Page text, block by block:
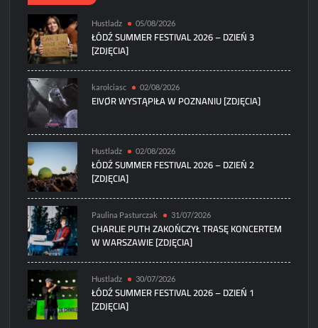
Hustladz 05/08/2026
ŁÓDŹ SUMMER FESTIVAL 2026 – DZIEŃ 3
[ZDJĘCIA]
karolciasc 02/08/2026
EIVØR WYSTĄPIŁA W POZNANIU [ZDJĘCIA]
Hustladz 02/08/2026
ŁÓDŹ SUMMER FESTIVAL 2026 – DZIEŃ 2
[ZDJĘCIA]
Paulina Pasturczak 31/07/2026
CHARLIE PUTH ZAKOŃCZYŁ TRASĘ KONCERTEM
W WARSZAWIE [ZDJĘCIA]
Hustladz 30/07/2026
ŁÓDŹ SUMMER FESTIVAL 2026 – DZIEŃ 1
[ZDJĘCIA]